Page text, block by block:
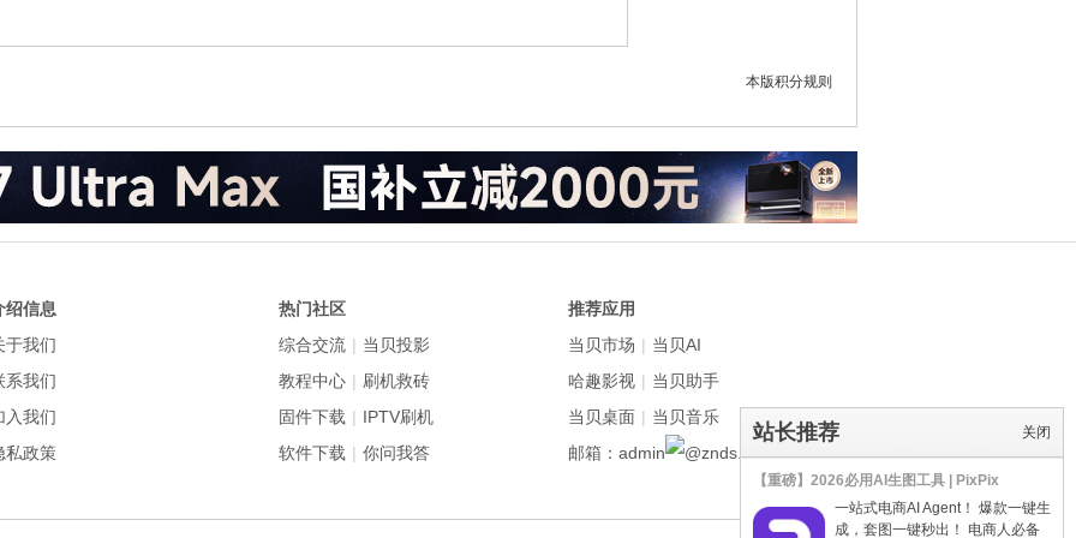
本版积分规则
关闭
站长推荐
【重磅】2026必用AI生图工具 | PixPix
一站式电商AI Agent！ 爆款一键生
成，套图一键秒出！ 电商人必备
推荐应用
当贝市场 | 当贝AI
哈趣影视 | 当贝助手
当贝桌面 | 当贝音乐
邮箱：admin
znds.com
热门社区
综合交流 | 当贝投影
教程中心 | 刷机救砖
固件下载 | IPTV刷机
软件下载 | 你问我答
绍信息
于我们
系我们
入我们
私政策